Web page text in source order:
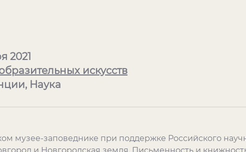
2021
искусств
Наука
музее-заповеднике при поддержке Российского